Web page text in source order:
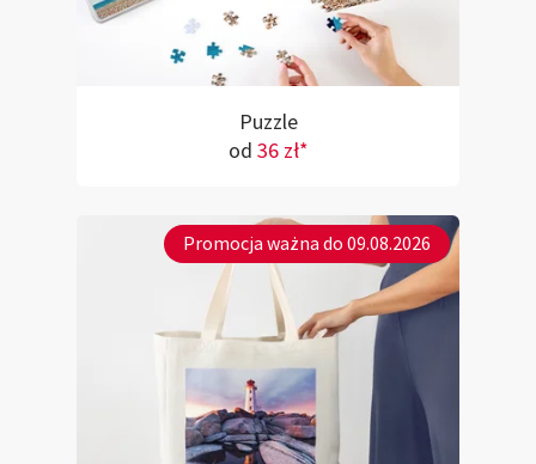
Puzzle
od 36 zł*
Promocja ważna do 09.08.2026